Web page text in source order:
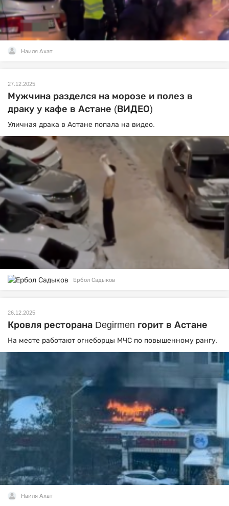
Наиля Ахат
27.12.2025
Мужчина разделся на морозе и полез в
драку у кафе в Астане (ВИДЕО)
Уличная драка в Астане попала на видео.
Ербол Садыков
26.12.2025
Кровля ресторана Degirmen горит в Астане
На месте работают огнеборцы МЧС по повышенному рангу.
Наиля Ахат